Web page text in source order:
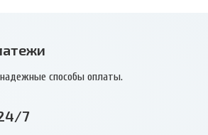
способы оплаты.
7